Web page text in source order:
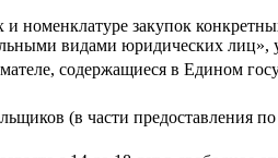
закупок
видами юридических лиц»,
содержащиеся в Едином
(в части предоставления